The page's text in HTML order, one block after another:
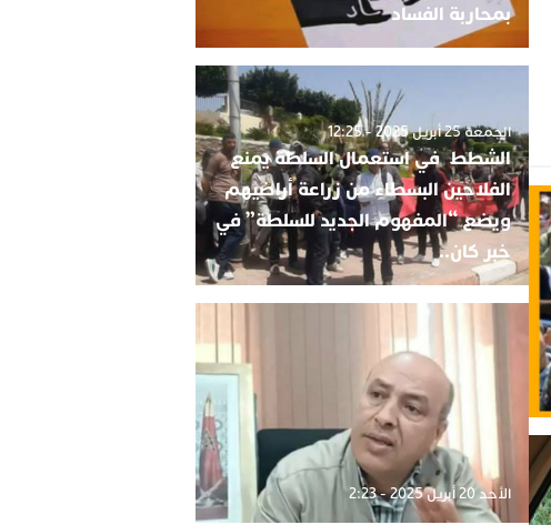
بمحاربة الفساد
الجمعة 25 أبريل 2025 - 12:25
الشطط في استعمال السلطة يمنع
الفلاحين البسطاء من زراعة أراضيهم
ويضع “المفهوم الجديد للسلطة” في
خبر كان..
الأحد 20 أبريل 2025 - 2:23